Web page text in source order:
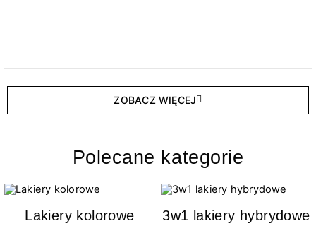
ZOBACZ WIĘCEJ
Polecane kategorie
Lakiery kolorowe 3w1 lakiery hybrydowe